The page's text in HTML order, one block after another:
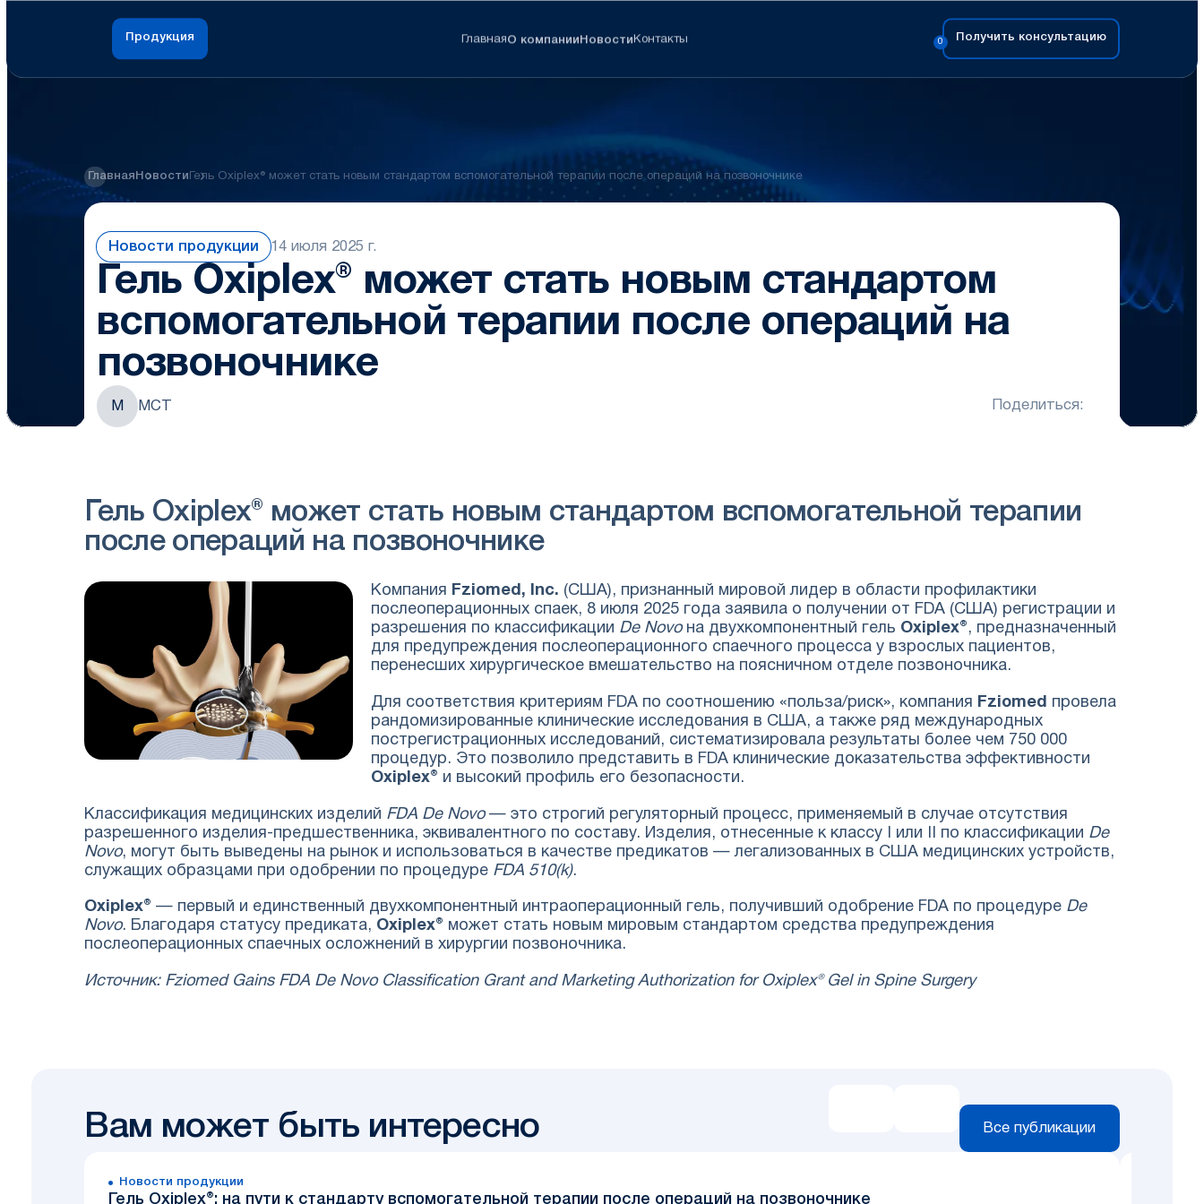
Продукция ГлавнаяО компанииНовостиКонтакты 0 Получить консультацию
Главная Новости Гель Oxiplex® может стать новым стандартом вспомогательной терапии после операций на позвоночнике
Новости продукции 14 июля 2025 г.
Гель Oxiplex® может стать новым стандартом
вспомогательной терапии после операций на
позвоночнике
М МСТ Поделиться:
Гель Oxiplex® может стать новым стандартом вспомогательной терапии
после операций на позвоночнике
Компания Fziomed, Inc. (США), признанный мировой лидер в области профилактики
послеоперационных спаек, 8 июля 2025 года заявила о получении от FDA (США) регистрации и
разрешения по классификации De Novoна двухкомпонентный гель Oxiplex®, предназначенный
для предупреждения послеоперационного спаечного процесса у взрослых пациентов,
перенесших хирургическое вмешательство на поясничном отделе позвоночника.
Для соответствия критериям FDA по соотношению «польза/риск», компания Fziomed провела
рандомизированные клинические исследования в США, а также ряд международных
пострегистрационных исследований, систематизировала результаты более чем 750 000
процедур. Это позволило представить в FDA клинические доказательства эффективности
Oxiplex® и высокий профиль его безопасности.
Классификация медицинских изделий FDA De Novo— это строгий регуляторный процесс, применяемый в случае отсутствия
разрешенного изделия-предшественника, эквивалентного по составу. Изделия, отнесенные к классу I или II по классификации De
Novo, могут быть выведены на рынок и использоваться в качестве предикатов — легализованных в США медицинских устройств,
служащих образцами при одобрении по процедуре FDA 510(k).
Oxiplex® — первый и единственный двухкомпонентный интраоперационный гель, получивший одобрение FDA по процедуре De
Novo. Благодаря статусу предиката, Oxiplex® может стать новым мировым стандартом средства предупреждения
послеоперационных спаечных осложнений в хирургии позвоночника.
Источник: Fziomed Gains FDA De Novo Classification Grant and Marketing Authorization for Oxiplex® Gel in Spine Surgery
Вам может быть интересно Все публикации
Новости продукции
Гель Oxiplex®: на пути к стандарту вспомогательной терапии после операций на позвоночнике